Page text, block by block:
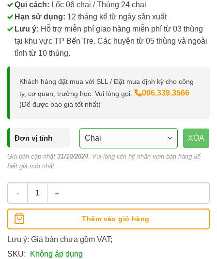
Qui cách: Lốc 06 chai / Thùng 24 chai
Hạn sử dụng: 12 tháng kể từ ngày sản xuất
Lưu ý: Hỗ trợ miễn phí giao hàng miễn phí từ 03 thùng
tại khu vực TP Bến Tre. Các huyện từ 05 thùng và ngoài
tỉnh từ 10 thùng.
Khách hàng đặt mua với SLL / Đặt mua định kỳ cho công
ty, cơ quan, trường học. Vui lòng gọi:
096.339.3566
(Để được báo giá tốt nhất)
Đơn vị tính XÓA
Giá bán cập nhật 31/10/2024. Vui lòng liên hệ nhân viên bán hàng để
biết giá mới nhất.
Nước Uống Đóng Chai Dasani 350ml số lượng
Thêm vào giỏ hàng
Lưu ý: Giá bán chưa gồm VAT;
SKU:
Không áp dụng